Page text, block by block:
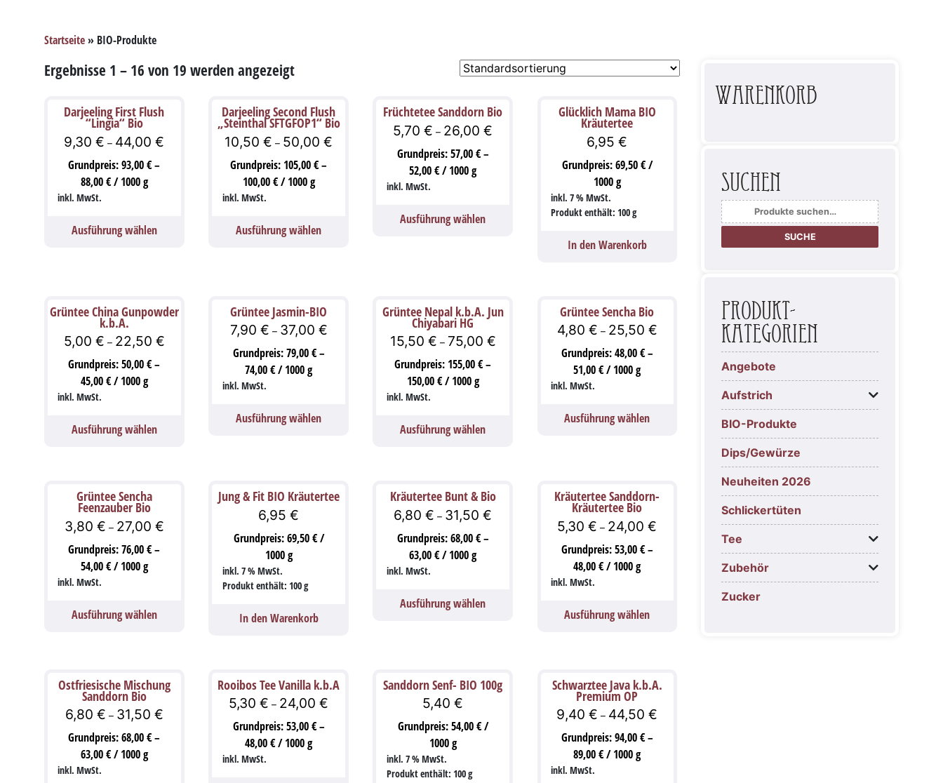
Startseite » BIO-Produkte
Ergebnisse 1 – 16 von 19 werden angezeigt
Darjeeling First Flush
“Lingia“ Bio
9,30€ – 44,00€
Grundpreis:93,00€–
88,00€/1000g
inkl. MwSt.
Ausführung wählen
Darjeeling Second Flush
„Steinthal SFTGFOP1“ Bio
10,50€ – 50,00€
Grundpreis: 105,00€–
100,00€/1000 g
inkl. MwSt.
Ausführung wählen
Früchtetee Sanddorn Bio
5,70€ – 26,00€
Grundpreis:57,00€–
52,00€/1000g
inkl. MwSt.
Ausführung wählen
Glücklich Mama BIO
Kräutertee
6,95€
Grundpreis:69,50€/
1000g
inkl. 7 % MwSt.
Produkt enthält: 100g
In den Warenkorb
Grüntee China Gunpowder
k.b.A.
5,00 € – 22,50 €
Grundpreis:50,00€–
45,00€/1000g
inkl. MwSt.
Ausführung wählen
Grüntee Jasmin-BIO
7,90 € – 37,00 €
Grundpreis:79,00€–
74,00€/1000g
inkl. MwSt.
Ausführung wählen
Grüntee Nepal k.b.A. Jun
Chiyabari HG
15,50 € – 75,00 €
Grundpreis: 155,00€–
150,00€/1000g
inkl. MwSt.
Ausführung wählen
Grüntee Sencha Bio
4,80 € – 25,50 €
Grundpreis:48,00€–
51,00€/1000 g
inkl. MwSt.
Ausführung wählen
Grüntee Sencha
Feenzauber Bio
3,80 € – 27,00 €
Grundpreis:76,00€–
54,00€/1000g
inkl. MwSt.
Ausführung wählen
Jung & Fit BIO Kräutertee
6,95€
Grundpreis:69,50€/
1000 g
inkl. 7 % MwSt.
Produkt enthält: 100g
In den Warenkorb
Kräutertee Bunt & Bio
6,80€ – 31,50€
Grundpreis:68,00€–
63,00€/1000g
inkl. MwSt.
Ausführung wählen
Kräutertee Sanddorn-
Kräutertee Bio
5,30€ – 24,00€
Grundpreis:53,00€–
48,00€/1000 g
inkl. MwSt.
Ausführung wählen
Ostfriesische Mischung
Sanddorn Bio
6,80 € – 31,50 €
Grundpreis:68,00€–
63,00€/1000g
inkl. MwSt.
Rooibos Tee Vanilla k.b.A
5,30€ – 24,00€
Grundpreis:53,00€–
48,00€/1000g
inkl. MwSt.
Sanddorn Senf- BIO 100g
5,40€
Grundpreis:54,00€/
1000g
inkl. 7 % MwSt.
Produkt enthält: 100g
Schwarztee Java k.b.A.
Premium OP
9,40€ – 44,50€
Grundpreis:94,00€–
89,00€/1000 g
inkl. MwSt.
Warenkorb
Suchen
Suche
nach:
SUCHE
Produkt-
Kategorien
Angebote
Aufstrich
BIO-Produkte
Dips/Gewürze
Neuheiten 2026
Schlickertüten
Tee
Zubehör
Zucker